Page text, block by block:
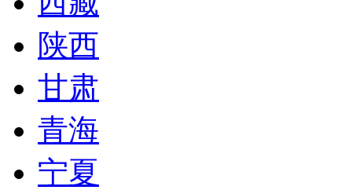
陕西
甘肃
青海
宁夏